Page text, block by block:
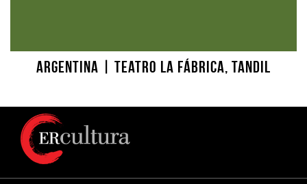
Argentina | Teatro La Fábrica, Tandil